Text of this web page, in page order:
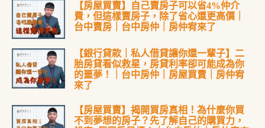
【房屋買賣】自己賣房子可以省4%仲介
費，但這樣賣房子，除了省心還更高價｜
台中賣房｜台中房仲｜房仲宥來了
【銀行貸款｜私人借貸讓你還一輩子】二
胎房貸看似救星，房貸利率卻可能成為你
的噩夢！｜台中房仲｜房屋買賣｜房仲宥
來了
【房屋買賣】揭開買房真相！為什麼你買
不到夢想的房子？先了解自己的購買力，